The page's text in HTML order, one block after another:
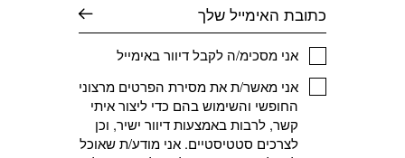
אני מסכימ/ה לקבל דיוור באימייל
אני מאשר/ת את מסירת הפרטים מרצוני
החופשי והשימוש בהם כדי ליצור איתי
קשר, לרבות באמצעות דיוור ישיר, וכן
לצרכים סטטיסטיים. אני מודע/ת שאוכל